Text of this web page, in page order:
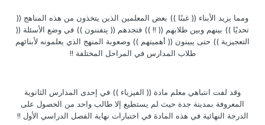
ومما يزيد الأبناء (( غبنًا )) بعض المعلمين الذين يتخذون من هذه المناهج ((
تحديًا )) بينهم وبين طلابهم (( !! )) فتجدهم (( يتفننون )) في وضع الأسئلة ((
التعجيزية )) حتى يبينون (( أهميتهم )) وصعوبة المنهج الذي يعلمونه لأبنائهم
طلاب المدارس في المراحل المختلفة !!
وقد لفت انتباهي معلم مادة (( الفيزياء )) في إحدى المدارس الثانوية
المعروفة بمدينة جدة حيث لم يستطيع إلا طالب واحد من الحصول على
الدرجة النهائية في هذه المادة في اختبارات نهاية الفصل الدراسي الأول !!